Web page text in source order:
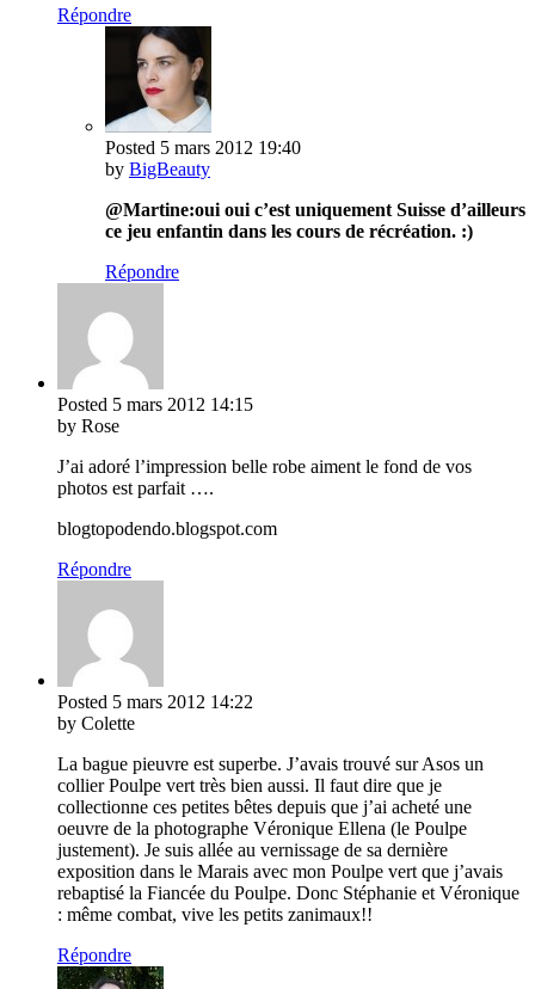
Répondre
Posted 5 mars 2012 19:40
by BigBeauty
@Martine:oui oui c’est uniquement Suisse d’ailleurs
ce jeu enfantin dans les cours de récréation. :)
Répondre
Posted 5 mars 2012 14:15
by Rose
J’ai adoré l’impression belle robe aiment le fond de vos
photos est parfait ….
blogtopodendo.blogspot.com
Répondre
Posted 5 mars 2012 14:22
by Colette
La bague pieuvre est superbe. J’avais trouvé sur Asos un
collier Poulpe vert très bien aussi. Il faut dire que je
collectionne ces petites bêtes depuis que j’ai acheté une
oeuvre de la photographe Véronique Ellena (le Poulpe
justement). Je suis allée au vernissage de sa dernière
exposition dans le Marais avec mon Poulpe vert que j’avais
rebaptisé la Fiancée du Poulpe. Donc Stéphanie et Véronique
: même combat, vive les petits zanimaux!!
Répondre